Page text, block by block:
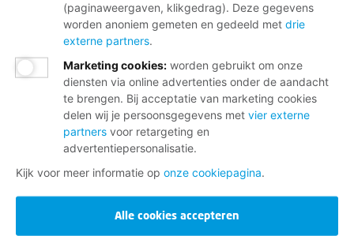
(paginaweergaven, klikgedrag). Deze gegevens
worden anoniem gemeten en gedeeld met drie
externe partners.
Marketing cookies: worden gebruikt om onze
diensten via online advertenties onder de aandacht
te brengen. Bij acceptatie van marketing cookies
delen wij je persoonsgegevens met vier externe
partners voor retargeting en
advertentiepersonalisatie.
Kijk voor meer informatie op onze cookiepagina.
Alle cookies accepteren